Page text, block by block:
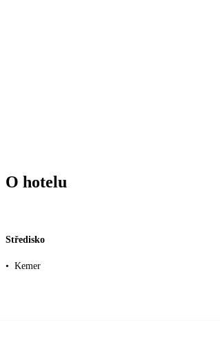
O hotelu
Středisko
• Kemer